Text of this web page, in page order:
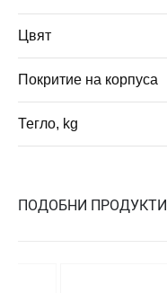
Цвят
Покритие на корпуса
Тегло, kg
ПОДОБНИ ПРОДУКТИ